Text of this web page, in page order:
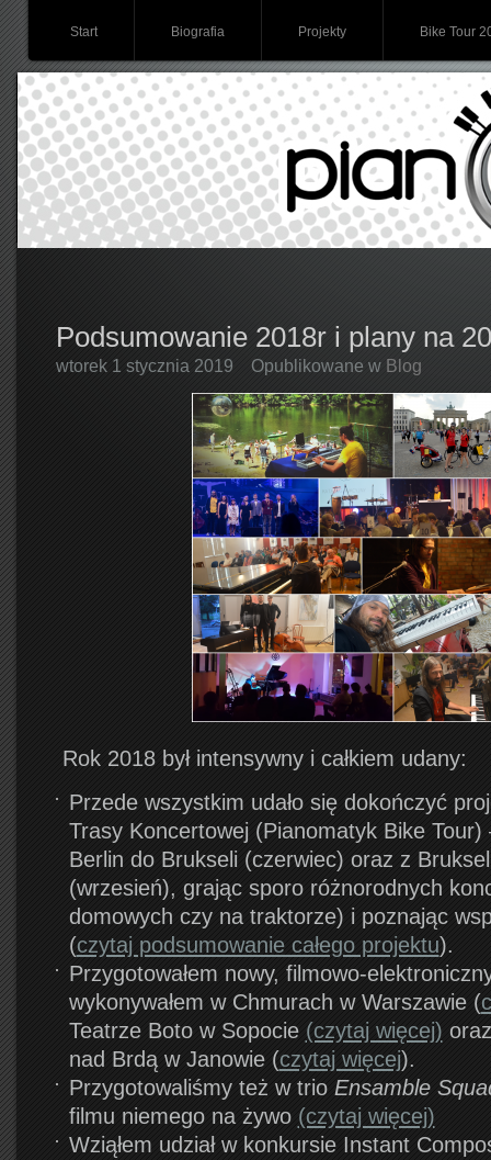
Start Biografia Projekty Bike Tour
Podsumowanie 2018r i plany na
wtorek 1 stycznia 2019 Opublikowane w Blog
Rok 2018 był intensywny i całkiem udany:
Przede wszystkim udało się dokończyć
Trasy Koncertowej (Pianomatyk Bike Tour)
Berlin do Brukseli (czerwiec) oraz z
(wrzesień), grając sporo różnorodnych
domowych czy na traktorze) i poznając
(czytaj podsumowanie całego projektu).
Przygotowałem nowy, filmowo-
wykonywałem w Chmurach w Warszawie (
Teatrze Boto w Sopocie (czytaj więcej)
nad Brdą w Janowie (czytaj więcej).
Przygotowaliśmy też w trio Ensamble
filmu niemego na żywo (czytaj więcej)
Wziąłem udział w konkursie Instant